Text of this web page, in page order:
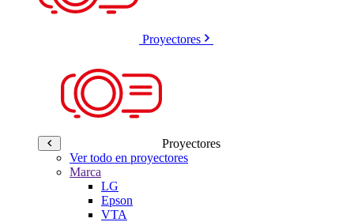
Proyectores
Proyectores
Ver todo en proyectores
Marca
LG
Epson
VTA